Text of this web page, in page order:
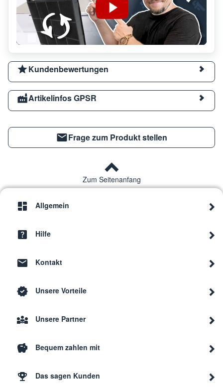
Kundenbewertungen
Artikelinfos GPSR
Frage zum Produkt stellen
Zum Seitenanfang
Allgemein
Hilfe
Kontakt
Unsere Vorteile
Unsere Partner
Bequem zahlen mit
Das sagen Kunden